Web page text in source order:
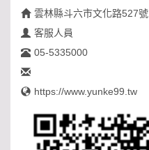
雲林縣斗六市文化路527號
客服人員
05-5335000
https://www.yunke99.tw